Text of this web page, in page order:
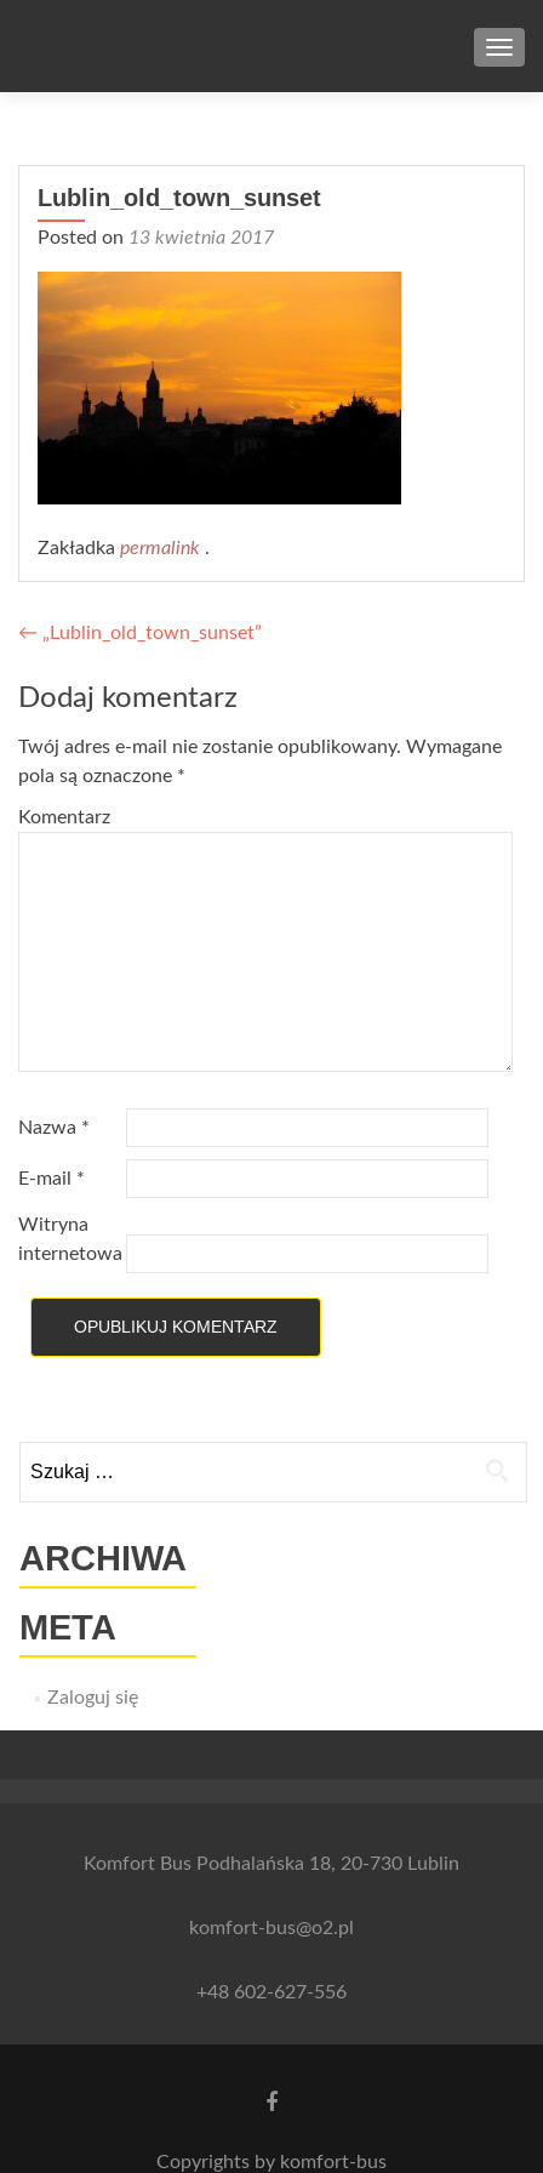
Lublin_old_town_sunset
Posted on 13 kwietnia 2017
Zakładka permalink .
Nawigacja wpisu
← „Lublin_old_town_sunset”
Dodaj komentarz
Twój adres e-mail nie zostanie opublikowany. Wymagane
pola są oznaczone *
Komentarz
Nazwa *
E-mail *
Witryna
internetowa
ARCHIWA
META
Zaloguj się
Komfort Bus Podhalańska 18, 20-730 Lublin
komfort-bus@o2.pl
+48 602-627-556
Link
Copyrights by komfort-bus